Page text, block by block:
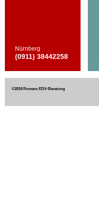
Nürnberg
(0911) 38442258
©2018 Romero EDV-Beratung